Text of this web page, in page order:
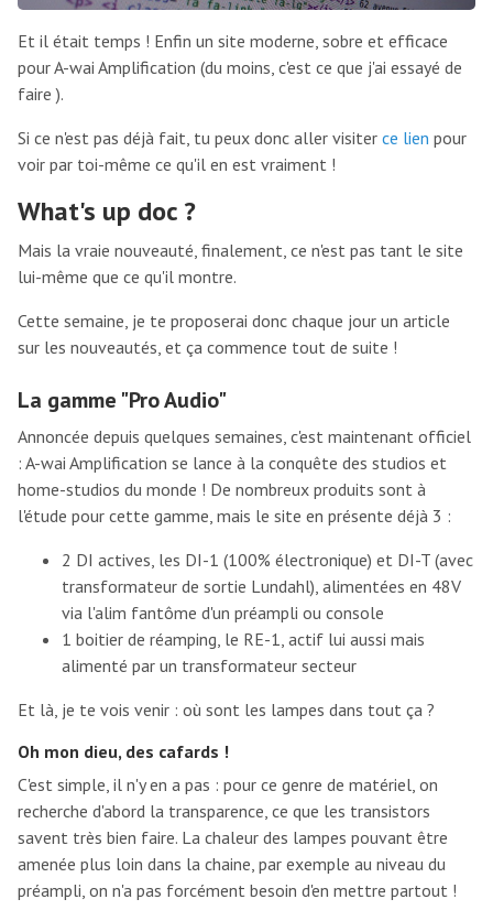
Et il était temps ! Enfin un site moderne, sobre et efficace
pour A-wai Amplification (du moins, c'est ce que j'ai essayé de
faire ).
Si ce n'est pas déjà fait, tu peux donc aller visiter ce lien pour
voir par toi-même ce qu'il en est vraiment !
What's up doc ?
Mais la vraie nouveauté, finalement, ce n'est pas tant le site
lui-même que ce qu'il montre.
Cette semaine, je te proposerai donc chaque jour un article
sur les nouveautés, et ça commence tout de suite !
La gamme "Pro Audio"
Annoncée depuis quelques semaines, c'est maintenant officiel
: A-wai Amplification se lance à la conquête des studios et
home-studios du monde ! De nombreux produits sont à
l'étude pour cette gamme, mais le site en présente déjà 3 :
2 DI actives, les DI-1 (100% électronique) et DI-T (avec
transformateur de sortie Lundahl), alimentées en 48V
via l'alim fantôme d'un préampli ou console
1 boitier de réamping, le RE-1, actif lui aussi mais
alimenté par un transformateur secteur
Et là, je te vois venir : où sont les lampes dans tout ça ?
Oh mon dieu, des cafards !
C'est simple, il n'y en a pas : pour ce genre de matériel, on
recherche d'abord la transparence, ce que les transistors
savent très bien faire. La chaleur des lampes pouvant être
amenée plus loin dans la chaine, par exemple au niveau du
préampli, on n'a pas forcément besoin d'en mettre partout !